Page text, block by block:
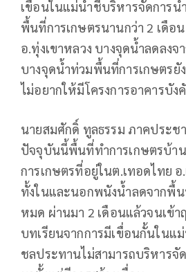
เขื่อนในแม่น้ำชีบริหารจัดการ
พื้นที่การเกษตรนานกว่า 2 เดือ
อ.ทุ่งเขาหลวง บางจุดน้ำลดลง
บางจุดน้ำท่วมพื้นที่การเกษตรยั
ไม่อยากให้มีโครงการอาคารบัง
นายสมศักดิ์ ทูลธรรม ภาคประช
ปัจจุบันนี้พื้นที่ทำการเกษตรบ้า
การเกษตรที่อยู่ในต.เทอดไทย อ
ทั้งในและนอกพนังน้ำลดจากพื้
หมด ผ่านมา 2 เดือนแล้วจนเข้
บทเรียนจากการมีเขื่อนกั้นในแ
ชลประทานไม่สามารถบริหารจั